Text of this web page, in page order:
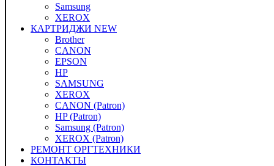
Samsung
XEROX
КАРТРИДЖИ NEW
Brother
CANON
EPSON
HP
SAMSUNG
XEROX
CANON (Patron)
HP (Patron)
Samsung (Patron)
XEROX (Patron)
РЕМОНТ ОРГТЕХНИКИ
КОНТАКТЫ